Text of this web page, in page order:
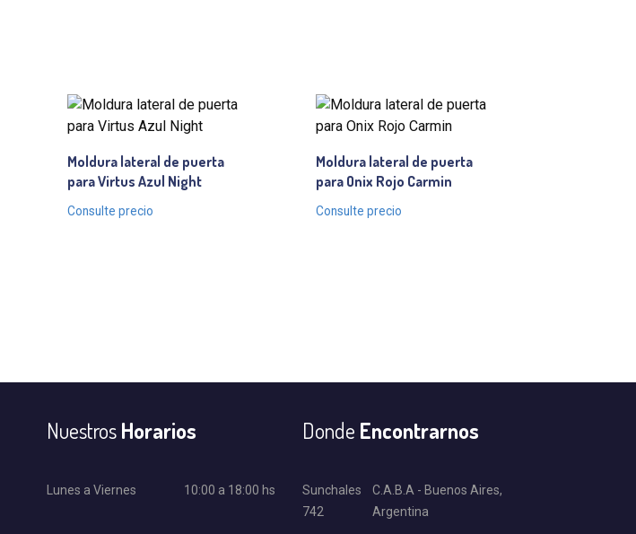
Moldura lateral de puerta
para Virtus Azul Night
Consulte precio
Moldura lateral de puerta
para Onix Rojo Carmin
Consulte precio
NuestrosHorarios
Lunes a Viernes 10:00 a 18:00 hs
Donde Encontrarnos
Sunchales
742
C.A.B.A - Buenos Aires,
Argentina